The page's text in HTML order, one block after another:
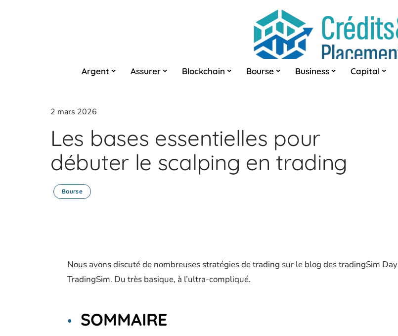
Argent Assurer Blockchain Bourse Business Capital
2 mars 2026
Les bases essentielles pour
débuter le scalping en trading
Bourse
Nous avons discuté de nombreuses stratégies de trading sur le blog des tradingSim Day
TradingSim. Du très basique, à l’ultra-compliqué.
SOMMAIRE